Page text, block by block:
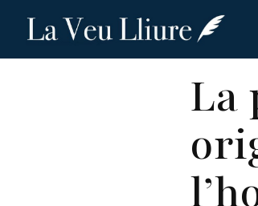
Vés
La